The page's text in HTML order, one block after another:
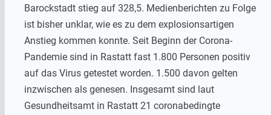
Barockstadt stieg auf 328,5. Medienberichten zu Folge
ist bisher unklar, wie es zu dem explosionsartigen
Anstieg kommen konnte. Seit Beginn der Corona-
Pandemie sind in Rastatt fast 1.800 Personen positiv
auf das Virus getestet worden. 1.500 davon gelten
inzwischen als genesen. Insgesamt sind laut
Gesundheitsamt in Rastatt 21 coronabedingte